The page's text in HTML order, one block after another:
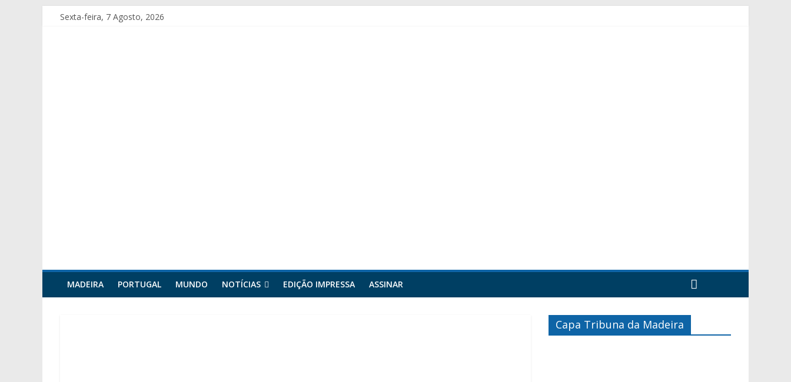
Sexta-feira, 7 Agosto, 2026
MADEIRA PORTUGAL MUNDO NOTÍCIAS EDIÇÃO IMPRESSA ASSINAR
Capa Tribuna da Madeira